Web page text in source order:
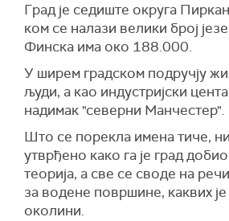
Град је седиште округа
ком се налази велики број
Финска има око 188.000.
У ширем градском подручју
људи, а као индустријски
надимак "северни Манчестер".
Што се порекла имена тиче,
утврђено како га је град
теорија, а све се своде на
за водене површине, каквих
околини.